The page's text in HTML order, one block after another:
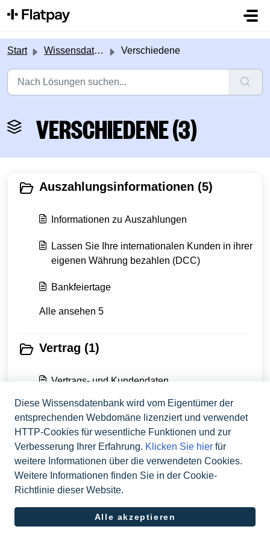
Start Wissensdatenbank Verschiedene
VERSCHIEDENE (3)
Auszahlungsinformationen (5)
Informationen zu Auszahlungen
Lassen Sie Ihre internationalen Kunden in ihrer
eigenen Währung bezahlen (DCC)
Bankfeiertage
Alle ansehen 5
Vertrag (1)
Vertrags- und Kundendaten
Flatpay Kontakt (1)
Flatpay kontaktieren
Diese Wissensdatenbank wird vom Eigentümer der
entsprechenden Webdomäne lizenziert und verwendet
HTTP-Cookies für wesentliche Funktionen und zur
Verbesserung Ihrer Erfahrung. Klicken Sie hier für
weitere Informationen über die verwendeten Cookies.
Weitere Informationen finden Sie in der Cookie-
Richtlinie dieser Website.
Alle akzeptieren